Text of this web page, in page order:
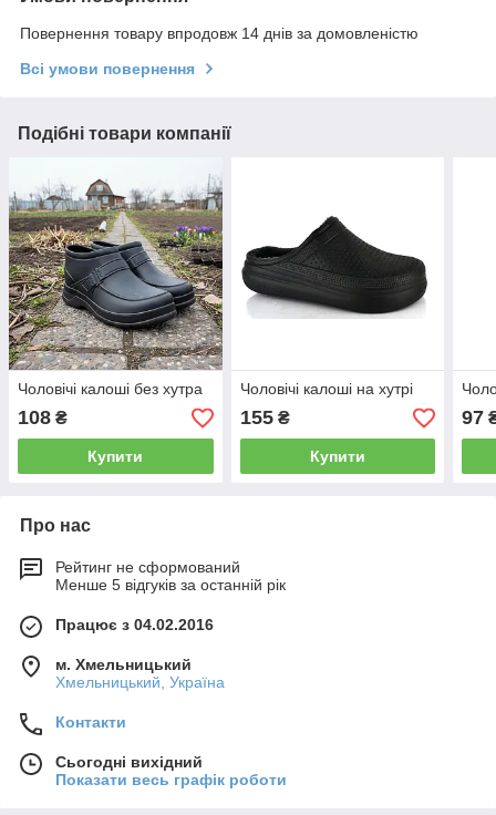
Повернення товару впродовж 14 днів за домовленістю
Всі умови повернення
Подібні товари компанії
Чоловічі калоші без хутра
108 ₴
Купити
Чоловічі калоші на хутрі
155₴
Купити
97
Про нас
Рейтинг не сформований
Менше 5 відгуків за останній рік
Працює з 04.02.2016
м. Хмельницький
Хмельницький, Україна
Контакти
Сьогодні вихідний
Показати весь графік роботи